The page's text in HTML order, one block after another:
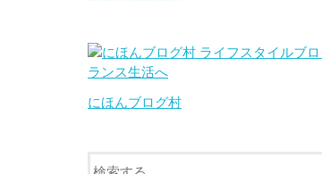
にほんブログ村